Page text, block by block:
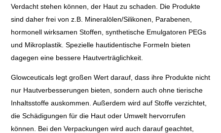
Verdacht stehen können, der Haut zu schaden. Die Produkte
sind daher frei von z.B. Mineralölen/Silikonen, Parabenen,
hormonell wirksamen Stoffen, synthetische Emulgatoren PEGs
und Mikroplastik. Spezielle hautidentische Formeln bieten
dagegen eine bessere Hautverträglichkeit.
Glowceuticals legt großen Wert darauf, dass ihre Produkte nicht
nur Hautverbesserungen bieten, sondern auch ohne tierische
Inhaltsstoffe auskommen. Außerdem wird auf Stoffe verzichtet,
die Schädigungen für die Haut oder Umwelt hervorrufen
können. Bei den Verpackungen wird auch darauf geachtet,